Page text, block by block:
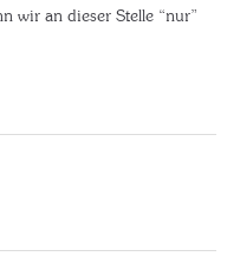
wir an dieser Stelle “nur”